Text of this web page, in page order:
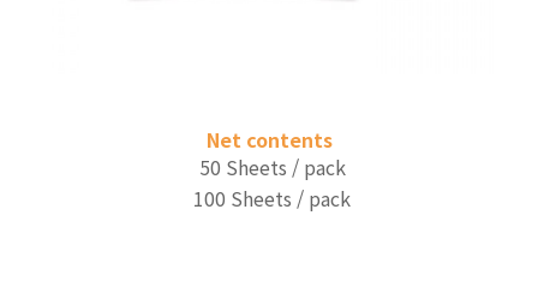
Net contents
50 Sheets / pack
100 Sheets / pack